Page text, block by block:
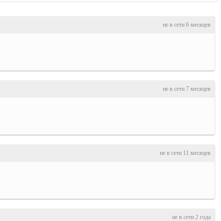
не в сети 6 месяцев
не в сети 7 месяцев
не в сети 11 месяцев
не в сети 2 года